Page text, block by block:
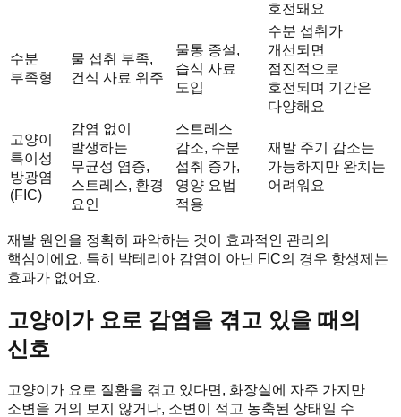
호전돼요
수분
부족형
물 섭취 부족,
건식 사료 위주
물통 증설,
습식 사료
도입
수분 섭취가
개선되면
점진적으로
호전되며 기간은
다양해요
고양이
특이성
방광염
(FIC)
감염 없이
발생하는
무균성 염증,
스트레스, 환경
요인
스트레스
감소, 수분
섭취 증가,
영양 요법
적용
재발 주기 감소는
가능하지만 완치는
어려워요
재발 원인을 정확히 파악하는 것이 효과적인 관리의
핵심이에요. 특히 박테리아 감염이 아닌 FIC의 경우 항생제는
효과가 없어요.
고양이가 요로 감염을 겪고 있을 때의
신호
고양이가 요로 질환을 겪고 있다면, 화장실에 자주 가지만
소변을 거의 보지 않거나, 소변이 적고 농축된 상태일 수